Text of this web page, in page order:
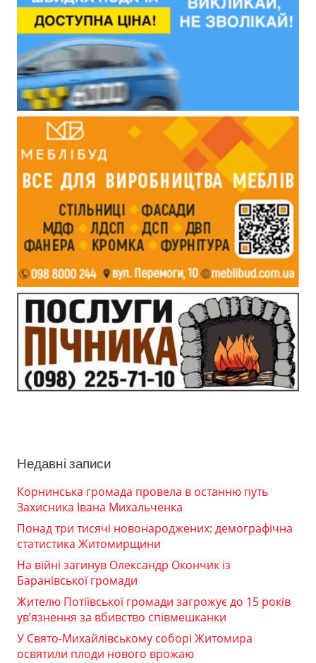
Недавні записи
Корнинська громада провела в останню путь
Захисника Івана Михальченка
Понад три тисячі новонароджених: демографічна
статистика Житомирщини
На війні загинув Олександр Окончик із
Баранівської громади
Жителю Потіївської громади загрожує до 15 років
ув’язнення за вбивство співмешканки
У Свято-Михайлівському соборі Житомира
освятили плоди нового врожаю